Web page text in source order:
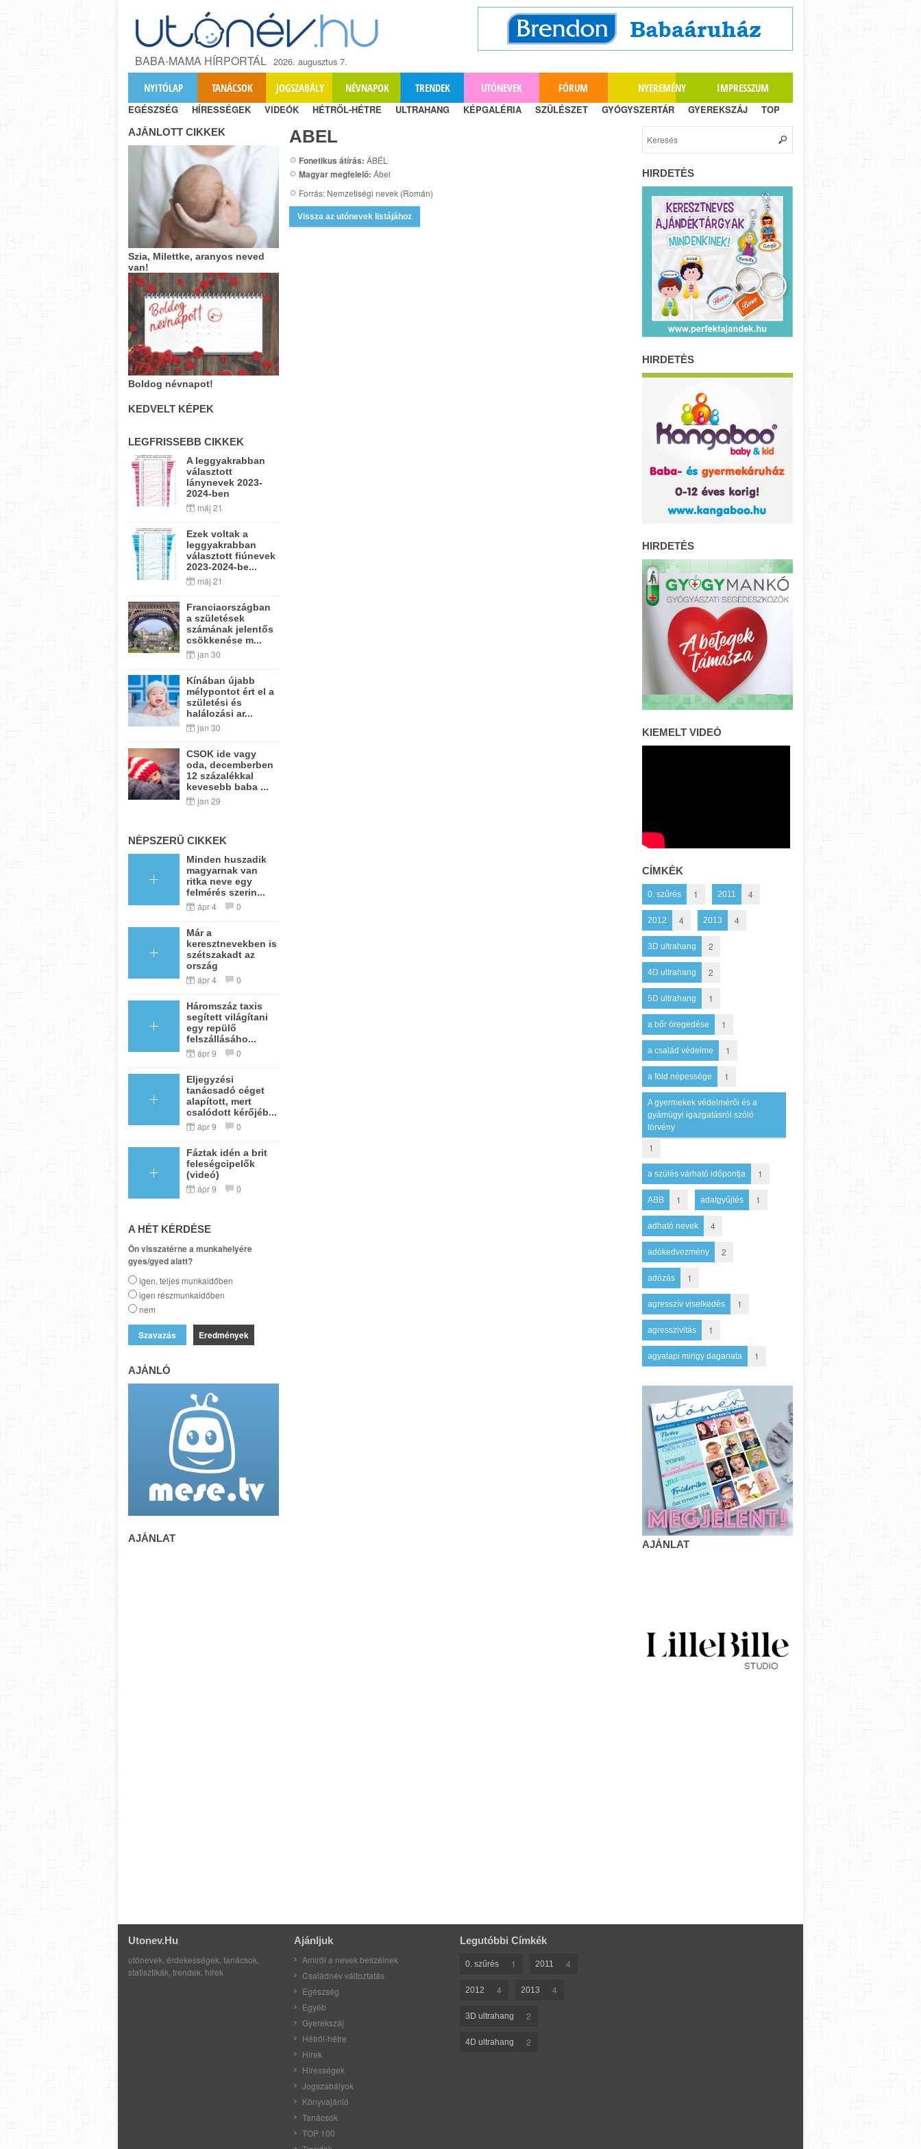
BABA-MAMA HÍRPORTÁL 2026. augusztus 7.
NYITÓLAP TANÁCSOK JOGSZABÁLY NÉVNAPOK TRENDEK UTÓNEVEK FÓRUM NYEREMÉNY IMPRESSZUM
EGÉSZSÉG HÍRESSÉGEK VIDEÓK HÉTRŐL-HÉTRE ULTRAHANG KÉPGALÉRIA SZÜLÉSZET GYÓGYSZERTÁR GYEREKSZÁJ TOP
ABEL
Fonetikus átírás: ÁBÉL
Magyar megfelelő: Ábel
Forrás: Nemzetiségi nevek (Román)
Vissza az utónevek listájához
AJÁNLOTT CIKKEK
Szia, Milettke, aranyos neved
van!
Boldog névnapot!
KEDVELT KÉPEK
LEGFRISSEBB CIKKEK
A leggyakrabban
választott
lánynevek 2023-
2024-ben
máj 21
Ezek voltak a
leggyakrabban
választott fiúnevek
2023-2024-be...
máj 21
Franciaországban
a születések
számának jelentős
csökkenése m...
jan 30
Kínában újabb
mélypontot ért el a
születési és
halálozási ar...
jan 30
CSOK ide vagy
oda, decemberben
12 százalékkal
kevesebb baba ...
jan 29
NÉPSZERŰ CIKKEK
Minden huszadik
magyarnak van
ritka neve egy
felmérés szerin...
ápr 4 0
Már a
keresztnevekben is
szétszakadt az
ország
ápr 4 0
Háromszáz taxis
segített világítani
egy repülő
felszállásáho...
ápr 9 0
Eljegyzési
tanácsadó céget
alapított, mert
csalódott kérőjéb...
ápr 9 0
Fáztak idén a brit
feleségcipelők
(videó)
ápr 9 0
A HÉT KÉRDÉSE
Ön visszatérne a munkahelyére
gyes/gyed alatt?
igen, teljes munkaidőben
igen részmunkaidőben
nem
Eredmények
AJÁNLÓ
AJÁNLAT
HIRDETÉS
HIRDETÉS
HIRDETÉS
KIEMELT VIDEÓ
CÍMKÉK
0. szűrés 1 2011 4
2012 4 2013 4
3D ultrahang 2
4D ultrahang 2
5D ultrahang 1
a bőr öregedése 1
a család védelme 1
a föld népessége 1
A gyermekek védelméről és a
gyámügyi igazgatásról szóló
törvény
1
a szülés várható időpontja 1
ABB 1 adatgyűjtés 1
adható nevek 4
adókedvezmény 2
adózás 1
agresszív viselkedés 1
agresszivitás 1
agyalapi mirigy daganata 1
AJÁNLAT
Utonev.hu
utónevek, érdekességek, tanácsok,
statisztikák, trendek, hírek
Ajánljuk
Amiről a nevek beszélnek
Családnév változtatás
Egészség
Egyéb
Gyerekszáj
Hétről-hétre
Hírek
Hírességek
Jogszabályok
Könyvajánló
Tanácsok
TOP 100
Legutóbbi Címkék
0. szűrés 1 2011 4
2012 4 2013 4
3D ultrahang 2
4D ultrahang 2